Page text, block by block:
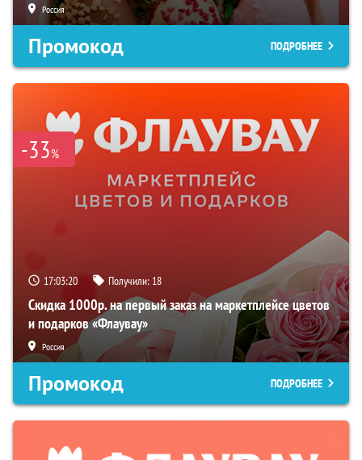
Россия
Промокод ПОДРОБНЕЕ
-33%
17:03:19 Получили: 18
Скидка 1000р. на первый заказ на маркетплейсе цветов
и подарков «Флаувау»
Россия
Промокод ПОДРОБНЕЕ